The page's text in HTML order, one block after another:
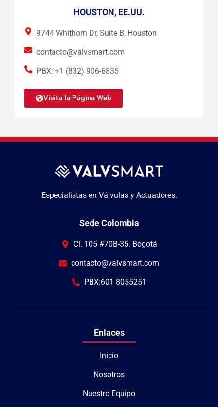
HOUSTON, EE.UU.
9744 Whithorn Dr, Suite B, Houston
contacto@valvsmart.com
PBX: +1 (832) 906-6835
Visita la Página Web
Especialistas en Válvulas y Actuadores.
Sede Colombia
Cl. 105 #70B-35. Bogotá
contacto@valvsmart.com
PBX:601 8055251
Enlaces
Inicio
Nosotros
Nuestro Equipo